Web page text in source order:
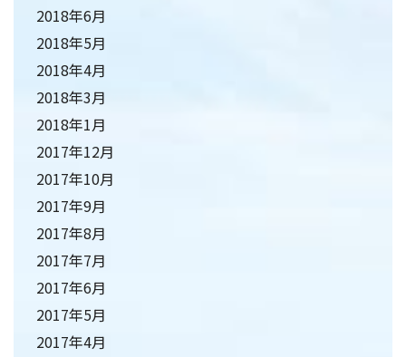
2018年6月
2018年5月
2018年4月
2018年3月
2018年1月
2017年12月
2017年10月
2017年9月
2017年8月
2017年7月
2017年6月
2017年5月
2017年4月